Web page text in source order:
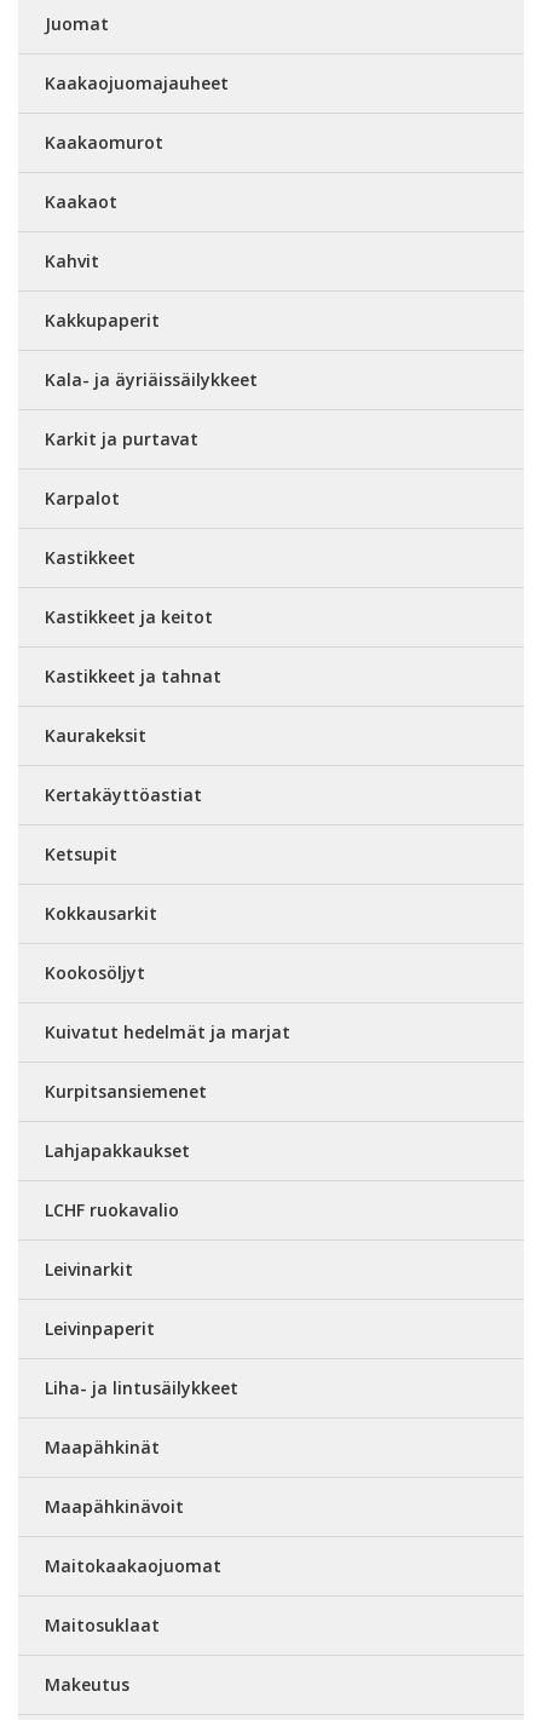
Juomat
Kaakaojuomajauheet
Kaakaomurot
Kaakaot
Kahvit
Kakkupaperit
Kala- ja äyriäissäilykkeet
Karkit ja purtavat
Karpalot
Kastikkeet
Kastikkeet ja keitot
Kastikkeet ja tahnat
Kaurakeksit
Kertakäyttöastiat
Ketsupit
Kokkausarkit
Kookosöljyt
Kuivatut hedelmät ja marjat
Kurpitsansiemenet
Lahjapakkaukset
LCHF ruokavalio
Leivinarkit
Leivinpaperit
Liha- ja lintusäilykkeet
Maapähkinät
Maapähkinävoit
Maitokaakaojuomat
Maitosuklaat
Makeutus